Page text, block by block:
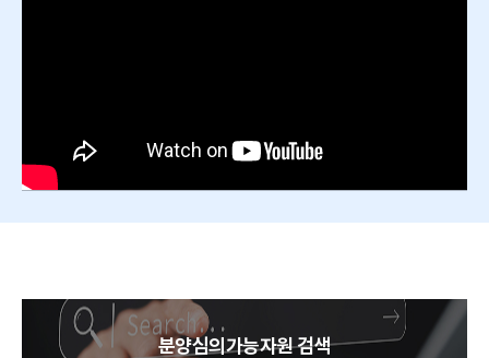
분양심의가능자원 검색